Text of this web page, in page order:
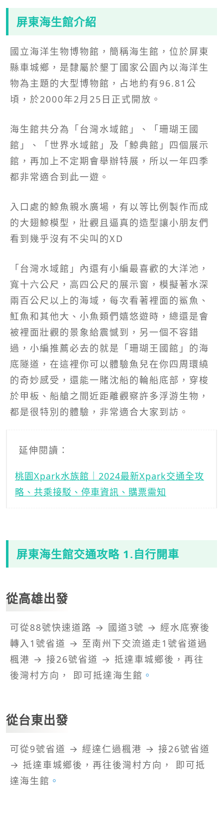
屏東海生館介紹
國立海洋生物博物館，簡稱海生館，位於屏東
縣車城鄉，是隸屬於墾丁國家公園內以海洋生
物為主題的大型博物館，占地約有96.81公
頃，於2000年2月25日正式開放。
海生館共分為「台灣水域館」、「珊瑚王國
館」、「世界水域館」及「鯨典館」四個展示
館，再加上不定期會舉辦特展，所以一年四季
都非常適合到此一遊。
入口處的鯨魚親水廣場，有以等比例製作而成
的大翅鯨模型，壯觀且逼真的造型讓小朋友們
看到幾乎沒有不尖叫的XD
「台灣水域館」內還有小編最喜歡的大洋池，
寬十六公尺，高四公尺的展示窗，模擬著水深
兩百公尺以上的海域，每次看著裡面的鯊魚、
魟魚和其他大、小魚類們嬉悠遊時，總還是會
被裡面壯觀的景象給震憾到，另一個不容錯
過，小編推薦必去的就是「珊瑚王國館」的海
底隧道，在這裡你可以體驗魚兒在你四周環繞
的奇妙感受，還能一賭沈船的輪船底部，穿梭
於甲板、船艙之間近距離觀察許多浮游生物，
都是很特別的體驗，非常適合大家到訪。
延伸閱讀：
桃園Xpark水族館｜2024最新Xpark交通全攻
略、共乘接駁、停車資訊、購票需知
屏東海生館交通攻略 1.自行開車
從高雄出發
可從88號快速道路 → 國道3號 → 經水底寮後
轉入1號省道 → 至南州下交流道走1號省道過
楓港 → 接26號省道 → 抵達車城鄉後，再往
後灣村方向， 即可抵達海生館 。
從台東出發
可從9號省道 → 經達仁過楓港 → 接26號省道
→ 抵達車城鄉後，再往後灣村方向， 即可抵
達海生館 。